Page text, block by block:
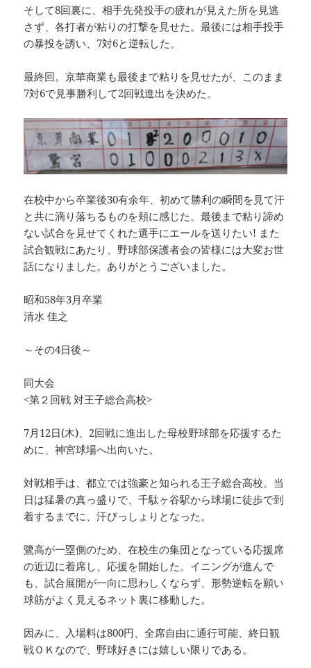
そして8回裏に、相手先発投手の疲れが見えた所を見逃
さず、各打者が粘りの打撃を見せた。最後には相手投手
の暴投を誘い、7対6と逆転した。
最終回。京華商業も最後まで粘りを見せたが、このまま
7対6で見事勝利して2回戦進出を決めた。
在校中から卒業後30有余年、初めて勝利の瞬間を見て汗
と共に滴り落ちるものを頬に感じた。最後まで粘り諦め
ない試合を見せてくれた選手にエールを送りたい! また
試合観戦にあたり、野球部保護者会の皆様には大変お世
話になりました。ありがとうございました。
昭和58年3月卒業
清水 佳之
～その4日後～
同大会
<第２回戦 対王子総合高校>
7月12日(木)、2回戦に進出した母校野球部を応援するた
めに、神宮球場へ出向いた。
対戦相手は、都立では強豪と知られる王子総合高校。当
日は猛暑の真っ盛りで、千駄ヶ谷駅から球場に徒歩で到
着するまでに、汗びっしょりとなった。
鷺高が一塁側のため、在校生の集団となっている応援席
の近辺に着席し、応援を開始した。イニングが進んで
も、試合展開が一向に思わしくならず、形勢逆転を願い
球筋がよく見えるネット裏に移動した。
因みに、入場料は800円、全席自由に通行可能、終日観
戦ＯＫなので、野球好きには嬉しい限りである。